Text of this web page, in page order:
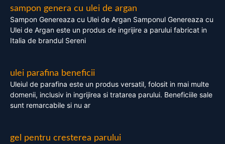
sampon genera cu ulei de argan
Sampon Genereaza cu Ulei de Argan Samponul Genereaza cu
Ulei de Argan este un produs de ingrijire a parului fabricat in
Italia de brandul Sereni
ulei parafina beneficii
Uleiul de parafina este un produs versatil, folosit in mai multe
domenii, inclusiv in ingrijirea si tratarea parului. Beneficiile sale
sunt remarcabile si nu ar
gel pentru cresterea parului